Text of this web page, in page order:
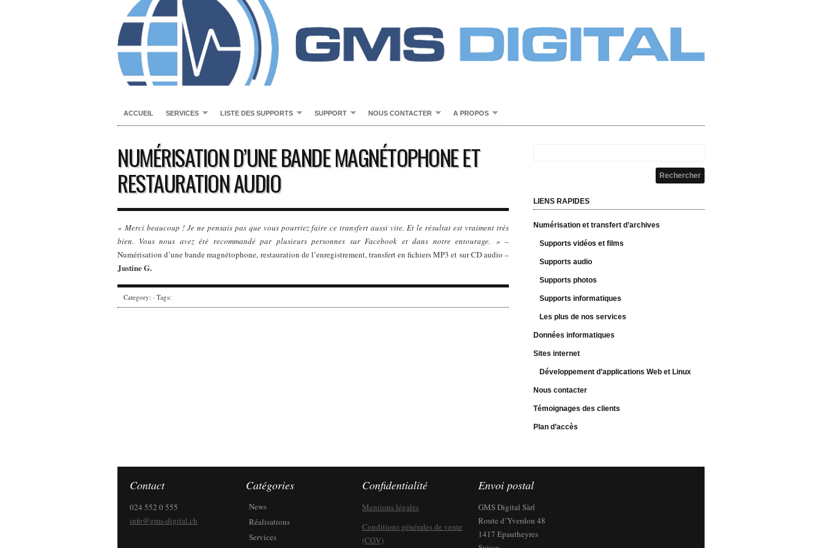
ACCUEIL SERVICES LISTE DES SUPPORTS SUPPORT NOUS CONTACTER A PROPOS
NUMÉRISATION D’UNE BANDE MAGNÉTOPHONE ET
RESTAURATION AUDIO
« Merci beaucoup ! Je ne pensais pas que vous pourriez faire ce transfert aussi vite. Et le résultat est vraiment très
bien. Vous nous avez été recommandé par plusieurs personnes sur Facebook et dans notre entourage. » –
Numérisation d’une bande magnétophone, restauration de l’enregistrement, transfert en fichiers MP3 et sur CD audio –
Justine G.
Category: · Tags:
LIENS RAPIDES
Numérisation et transfert d’archives
Supports vidéos et films
Supports audio
Supports photos
Supports informatiques
Les plus de nos services
Données informatiques
Sites internet
Développement d’applications Web et Linux
Nous contacter
Témoignages des clients
Plan d’accès
Contact
024 552 0 555
info@gms-digital.ch
Catégories
News
Réalisations
Services
Confidentialité
Mentions légales
Conditions générales de vente
(CGV)
Envoi postal
GMS Digital Sàrl
Route d’Yverdon 48
1417 Epautheyres